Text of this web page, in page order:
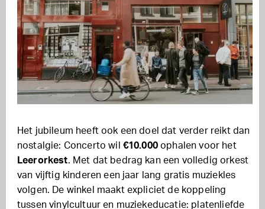
Het jubileum heeft ook een doel dat verder reikt dan
nostalgie: Concerto wil €10.000ophalen voor het
Leerorkest. Met dat bedrag kan een volledig orkest
van vijftig kinderen een jaar lang gratis muziekles
volgen. De winkel maakt expliciet de koppeling
tussen vinylcultuur en muziekeducatie: platenliefde